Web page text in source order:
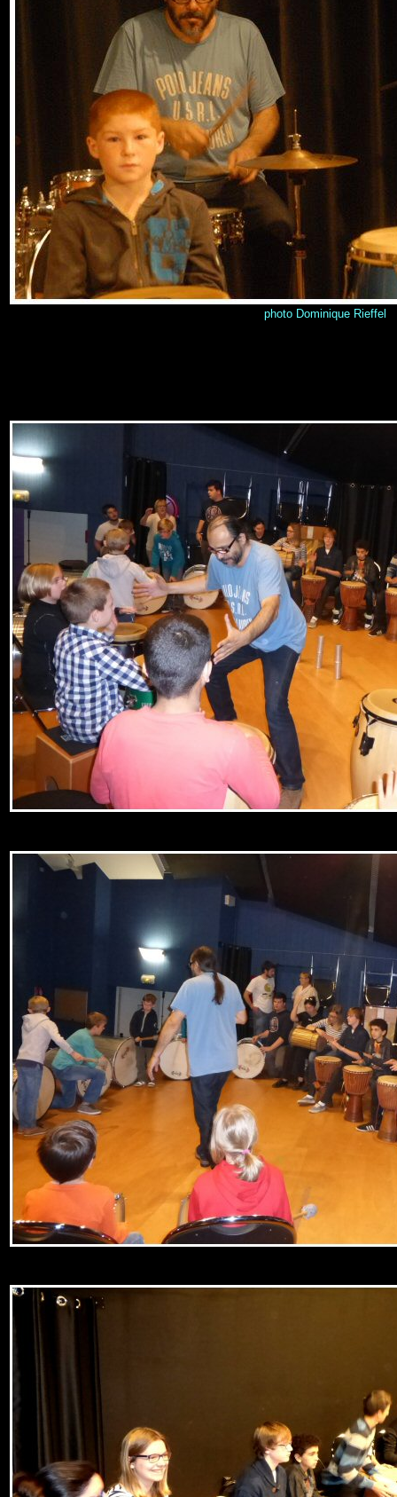
photo Dominique Rieffel